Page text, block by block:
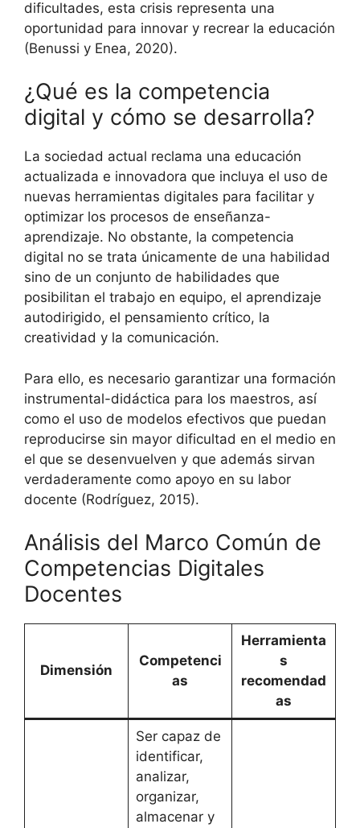
dificultades, esta crisis representa una
oportunidad para innovar y recrear la educación
(Benussi y Enea, 2020).
¿Qué es la competencia
digital y cómo se desarrolla?
La sociedad actual reclama una educación
actualizada e innovadora que incluya el uso de
nuevas herramientas digitales para facilitar y
optimizar los procesos de enseñanza-
aprendizaje. No obstante, la competencia
digital no se trata únicamente de una habilidad
sino de un conjunto de habilidades que
posibilitan el trabajo en equipo, el aprendizaje
autodirigido, el pensamiento crítico, la
creatividad y la comunicación.
Para ello, es necesario garantizar una formación
instrumental-didáctica para los maestros, así
como el uso de modelos efectivos que puedan
reproducirse sin mayor dificultad en el medio en
el que se desenvuelven y que además sirvan
verdaderamente como apoyo en su labor
docente (Rodríguez, 2015).
Análisis del Marco Común de
Competencias Digitales
Docentes
Dimensión
Competenci
as
Herramienta
s
recomendad
as
Ser capaz de
identificar,
analizar,
organizar,
almacenar y